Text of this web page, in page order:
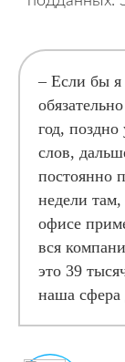
– Если бы я
год,
слов,
постоянно
недели
офисе
вся
это 39
наша сфера